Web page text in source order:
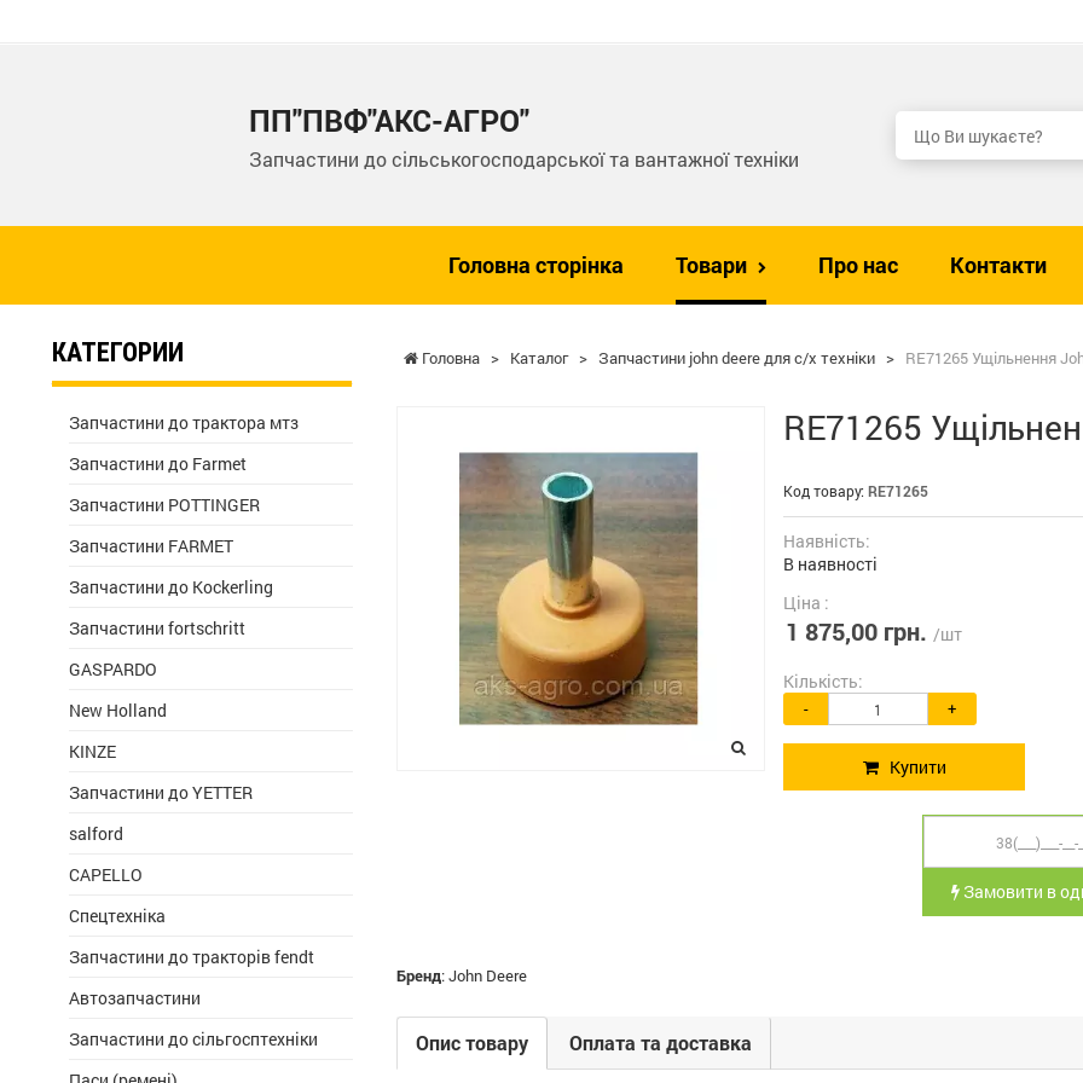
ПП"ПВФ"АКС-АГРО"
Запчастини до сільськогосподарської та вантажної техніки
Головна сторінка Товари Про нас Контакти
Головна > Каталог > Запчастини john deere для с/х техніки > RE71265 Ущільнення
RE71265
Код товару: RE71265
Наявність:
В наявності
Ціна :
1 875,00 грн. /шт
Кількість:
- +
Купити
Замовити в
Бренд:John Deere
Опис товару Оплата та доставка
КАТЕГОРИИ
Запчастини до трактора мтз
Запчастини до Farmet
Запчастини POTTINGER
Запчастини FARMET
Запчастини до Kockerling
Запчастини fortschritt
GASPARDO
New Holland
KINZE
Запчастини до YETTER
salford
CAPELLO
Спецтехніка
Запчастини до тракторів fendt
Автозапчастини
Запчастини до сільгосптехніки